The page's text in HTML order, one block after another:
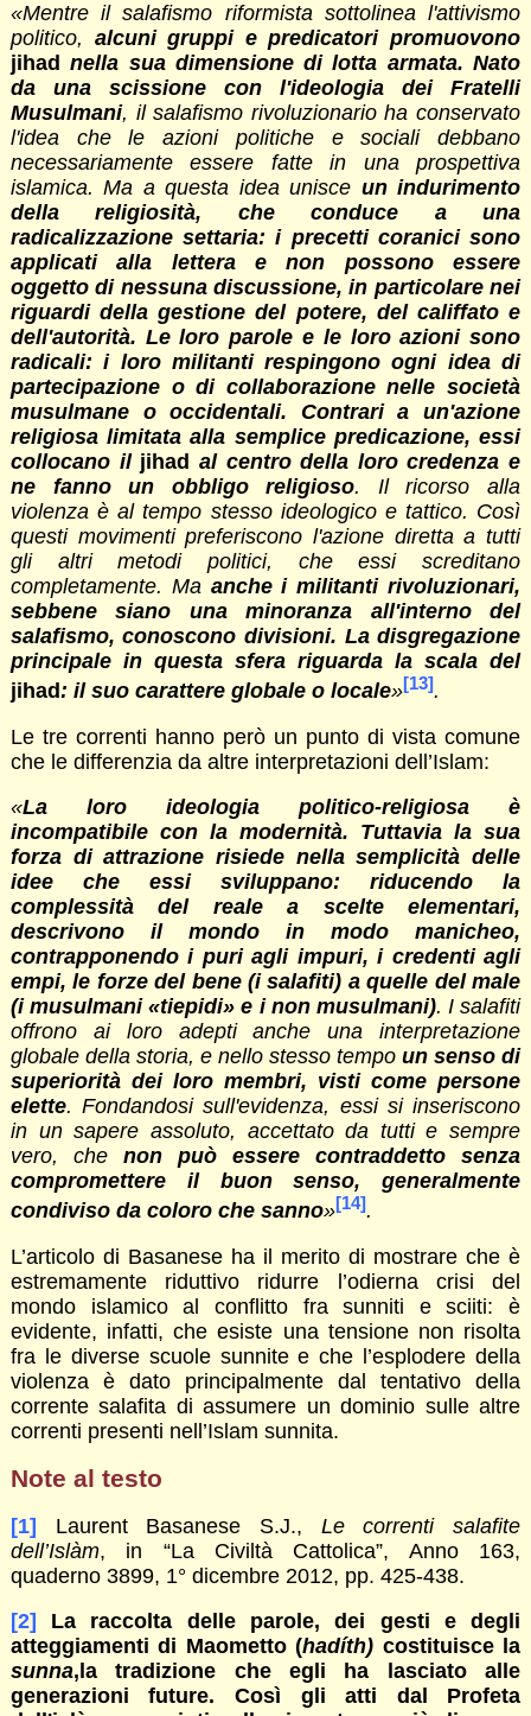
«Mentre il salafismo riformista sottolinea l'attivismo
politico, alcuni gruppi e predicatori promuovono
jihadnella sua dimensione di lotta armata. Nato
da una scissione con l'ideologia dei Fratelli
Musulmani, il salafismo rivoluzionario ha conservato
l'idea che le azioni politiche e sociali debbano
necessariamente essere fatte in una prospettiva
islamica. Ma a questa idea unisce un indurimento
della religiosità, che conduce a una
radicalizzazione settaria: i precetti coranici sono
applicati alla lettera e non possono essere
oggetto di nessuna discussione, in particolare nei
riguardi della gestione del potere, del califfato e
dell'autorità. Le loro parole e le loro azioni sono
radicali: i loro militanti respingono ogni idea di
partecipazione o di collaborazione nelle società
musulmane o occidentali. Contrari a un'azione
religiosa limitata alla semplice predicazione, essi
collocano il jihad al centro della loro credenza e
ne fanno un obbligo religioso. Il ricorso alla
violenza è al tempo stesso ideologico e tattico. Così
questi movimenti preferiscono l'azione diretta a tutti
gli altri metodi politici, che essi screditano
completamente. Ma anche i militanti rivoluzionari,
sebbene siano una minoranza all'interno del
salafismo, conoscono divisioni. La disgregazione
principale in questa sfera riguarda la scala del
jihad: il suo carattere globale o locale»[13].
Le tre correnti hanno però un punto di vista comune
che le differenzia da altre interpretazioni dell’Islam:
«La loro ideologia politico-religiosa è
incompatibile con la modernità. Tuttavia la sua
forza di attrazione risiede nella semplicità delle
idee che essi sviluppano: riducendo la
complessità del reale a scelte elementari,
descrivono il mondo in modo manicheo,
contrapponendo i puri agli impuri, i credenti agli
empi, le forze del bene (i salafiti) a quelle del male
(i musulmani «tiepidi» e i non musulmani). I salafiti
offrono ai loro adepti anche una interpretazione
globale della storia, e nello stesso tempoun senso di
superiorità dei loro membri, visti come persone
elette. Fondandosi sull'evidenza, essi si inseriscono
in un sapere assoluto, accettato da tutti e sempre
vero, che non può essere contraddetto senza
compromettere il buon senso, generalmente
condiviso da coloro che sanno»[14].
L’articolo di Basanese ha il merito di mostrare che è
estremamente riduttivo ridurre l’odierna crisi del
mondo islamico al conflitto fra sunniti e sciiti: è
evidente, infatti, che esiste una tensione non risolta
fra le diverse scuole sunnite e che l’esplodere della
violenza è dato principalmente dal tentativo della
corrente salafita di assumere un dominio sulle altre
correnti presenti nell’Islam sunnita.
Note al testo
[1] Laurent Basanese S.J., Le correnti salafite
dell’Islàm, in “La Civiltà Cattolica”, Anno 163,
quaderno 3899, 1° dicembre 2012, pp. 425-438.
[2]
La raccolta delle parole, dei gesti e degli
atteggiamenti di Maometto (hadíth) costituisce la
sunna,la tradizione che egli ha lasciato alle
generazioni future. Così gli atti dal Profeta